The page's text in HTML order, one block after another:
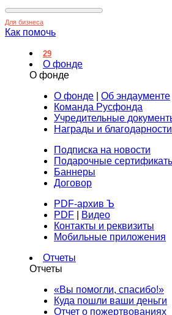
Для бизнеса
Как помочь
29
О фонде
О фонде
О фонде
Об эндаументе
Команда Русфонда
Учредительные
Награды и благодарности
Подписка на новости
Подарочные
Баннеры
Договор
PDF-архив Ъ
PDF
Видео
Контакты и реквизиты
Мобильные приложения
Отчеты
Отчеты
«Вы помогли, спасибо!»
Куда пошли ваши деньги
Отчет о пожертвованиях